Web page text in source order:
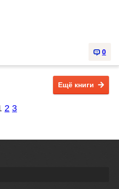
0
Ещё книги
2 3